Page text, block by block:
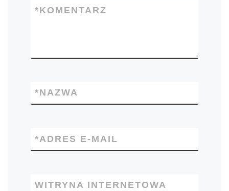
KOMENTARZ
*
NAZWA
*
ADRES E-MAIL
*
WITRYNA INTERNETOWA